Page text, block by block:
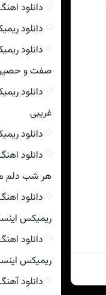
دانلود
دانلود
دانلود
صفت و حصین
دانلود
غریبی
دانلود
دانلود
هر شب دلم
دانلود
ریمیکس
دانلود
ریمیکس
دانلود